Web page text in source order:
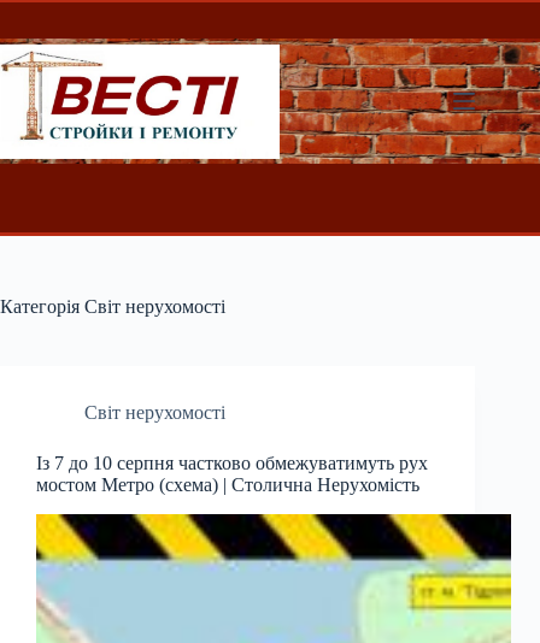
Перейти
вмісту
Категорія Світ нерухомості
Світ нерухомості
Із 7 до 10 серпня частково обмежуватимуть рух
мостом Метро (схема) | Столична Нерухомість